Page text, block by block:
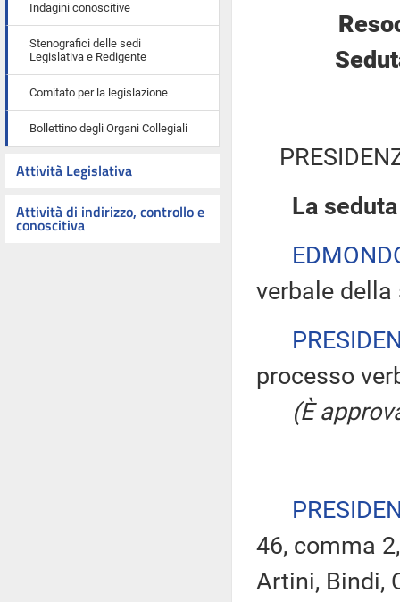
Indagini conoscitive
Stenografici delle sedi
Legislativa e Redigente
Comitato per la legislazione
Bollettino degli Organi Collegiali
Attività Legislativa
Attività di indirizzo, controllo e
conoscitiva
La
verbale
processo
(È
46, comma
Artini, Bindi,